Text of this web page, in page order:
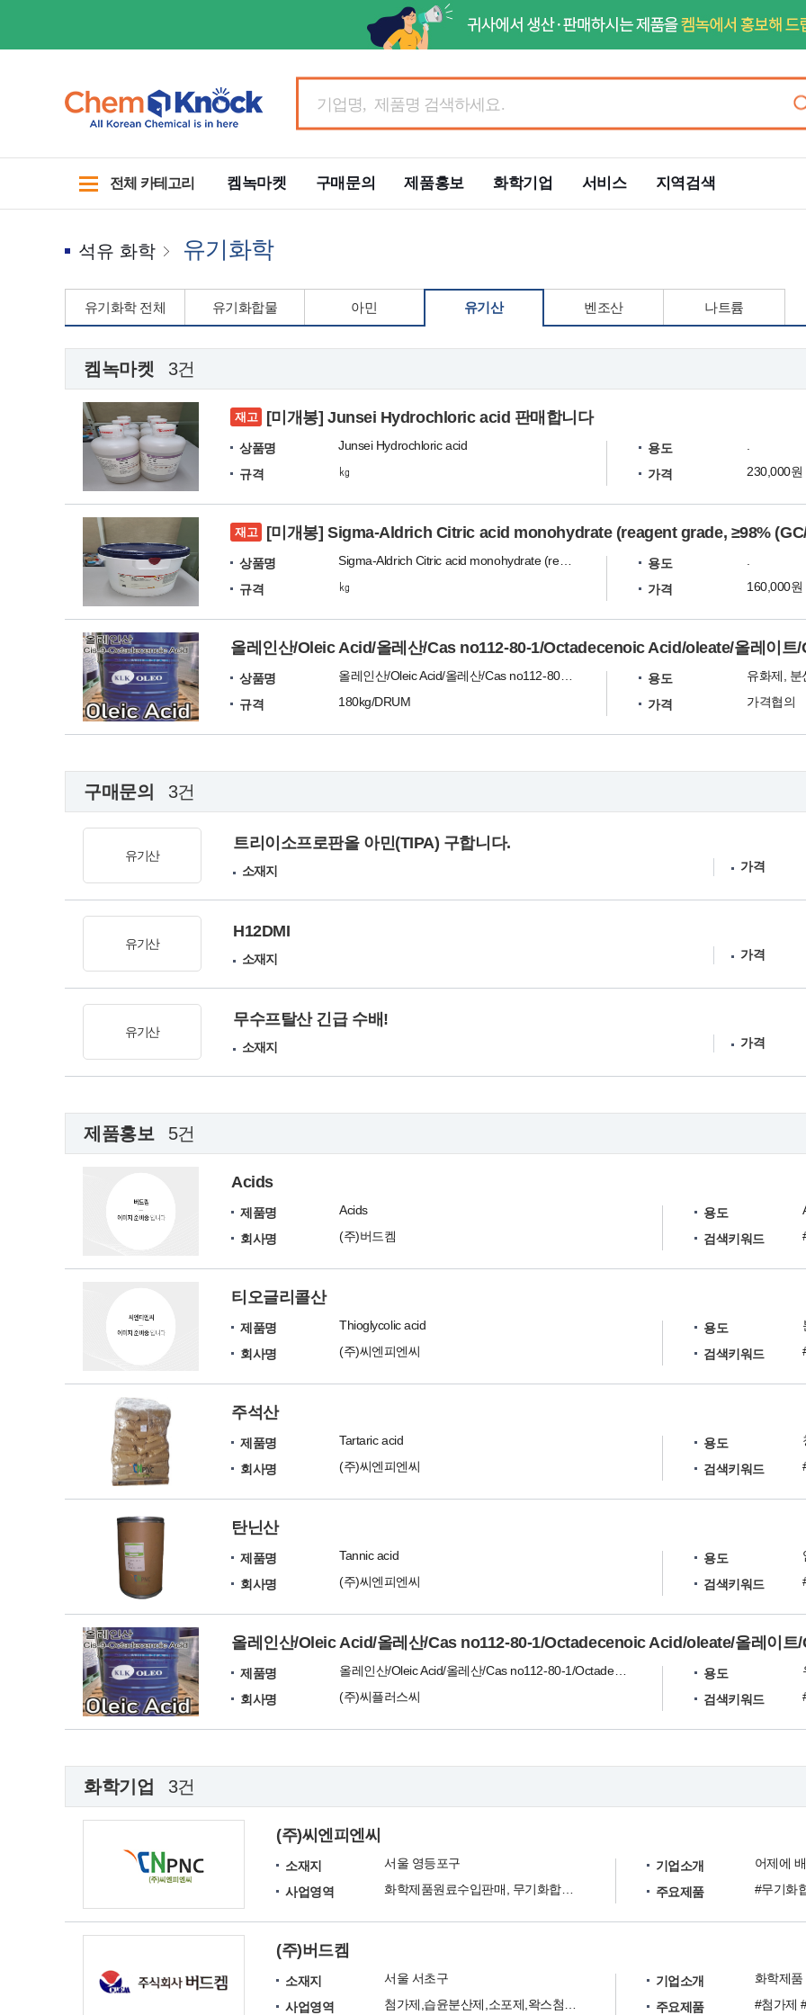
전체 카테고리 켐녹마켓 구매문의 제품홍보 화학기업 서비스 지역검색
석유 화학 유기화학
유기화학 전체 유기화합물 아민 유기산 벤조산 나트륨
켐녹마켓 3건
재고 [미개봉] Junsei Hydrochloric acid 판매합니다
상품명
Junsei Hydrochloric acid
규격
㎏
용도
가격
230,000원
재고 [미개봉] Sigma-Aldrich Citric acid monohydrate (reagent grade, ≥98%
상품명
Sigma-Aldrich Citric acid monohydrate (reagent grade, ≥98% (GC/titration), powder)
규격
㎏
용도
가격
160,000원
올레인산/Oleic Acid/올레산/Cas no112-80-1/Octadecenoic Acid/oleate/올레이
상품명
올레인산/Oleic Acid/올레산/Cas no112-80-1/Octadecenoic Acid/oleate/올레이트/Oleum/옥타데센산/Cis-9-Octadecenoic Acid
규격
180kg/DRUM
용도
가격
가격협의
구매문의 3건
유기산
트리이소프로판올 아민(TIPA) 구합니다.
소재지 가격
유기산
H12DMI
소재지 가격
유기산
무수프탈산 긴급 수배!
소재지 가격
제품홍보 5건
Acids
제품명
Acids
회사명
(주)버드켐
용도
검색키워드
티오글리콜산
제품명
Thioglycolic acid
회사명
(주)씨엔피엔씨
용도
검색키워드
주석산
제품명
Tartaric acid
회사명
(주)씨엔피엔씨
용도
검색키워드
탄닌산
제품명
Tannic acid
회사명
(주)씨엔피엔씨
용도
검색키워드
올레인산/Oleic Acid/올레산/Cas no112-80-1/Octadecenoic Acid/oleate/올레이
제품명
올레인산/Oleic Acid/올레산/Cas no112-80-1/Octadecenoic Acid/oleate/올레이트/Oleum/옥타데센산/Cis-9-Octadecenoic Acid
회사명
(주)씨플러스씨
용도
검색키워드
화학기업 3건
(주)씨엔피엔씨
소재지
서울 영등포구
사업영역
화학제품원료수입판매, 무기화합물,유기화합물,유기용제
기업소개
어제에
주요제품
#무기화
(주)버드켐
소재지
서울 서초구
사업영역
기업소개
화학제
주요제품
#첨가제